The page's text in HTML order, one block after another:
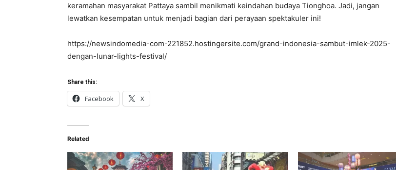
keramahan masyarakat Pattaya sambil menikmati keindahan budaya Tionghoa. Jadi, jangan
lewatkan kesempatan untuk menjadi bagian dari perayaan spektakuler ini!
https://newsindomedia-com-221852.hostingersite.com/grand-indonesia-sambut-imlek-2025-
dengan-lunar-lights-festival/
Share this:
Facebook X
Related